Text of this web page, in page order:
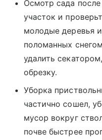
Осмотр сада
участок и
молодые деревья
поломанных
удалить
обрезку.
Уборка
частично сошел,
мусор вокруг
почве быстрее